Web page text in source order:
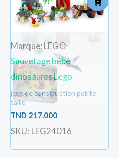
Marque: LEGO
Sauvetage bébé
dinosaures Lego
jeux de construction petite
taille
TND 217.000
SKU: LEG24016